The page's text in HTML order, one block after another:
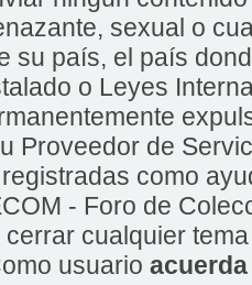
sexual o
su país, el país
o Leyes
Proveedor de
como
- Foro de
cerrar cualquier
usuario acuerda